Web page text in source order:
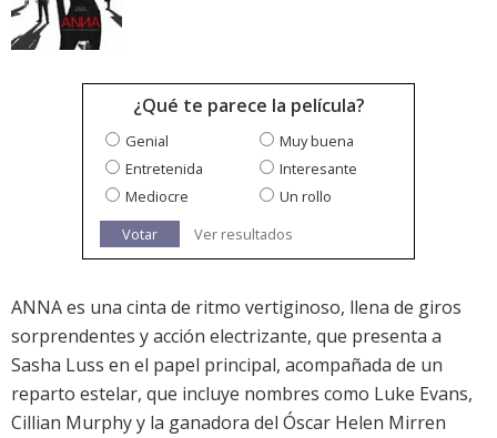
¿Qué te parece la película?
Genial
Muy buena
Entretenida
Interesante
Mediocre
Un rollo
Votar
Ver resultados
ANNA es una cinta de ritmo vertiginoso, llena de giros
sorprendentes y acción electrizante, que presenta a
Sasha Luss en el papel principal, acompañada de un
reparto estelar, que incluye nombres como Luke Evans,
Cillian Murphy y la ganadora del Óscar Helen Mirren